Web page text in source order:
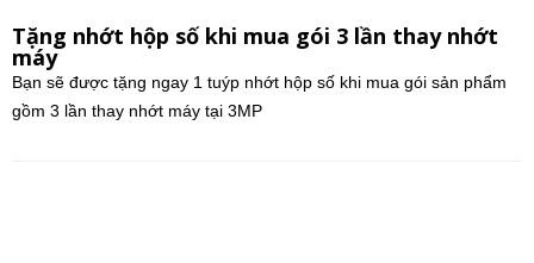
Tặng nhớt hộp số khi mua gói 3 lần thay nhớt
máy
Bạn sẽ được tặng ngay 1 tuýp nhớt hộp số khi mua gói sản phẩm
gồm 3 lần thay nhớt máy tại 3MP